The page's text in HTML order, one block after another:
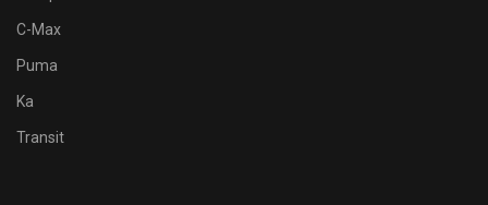
C-Max
Puma
Ka
Transit